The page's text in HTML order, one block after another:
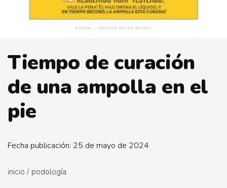
Tiempo de curación
de una ampolla en el
pie
Fecha publicación: 25 de mayo de 2024
inicio / podología